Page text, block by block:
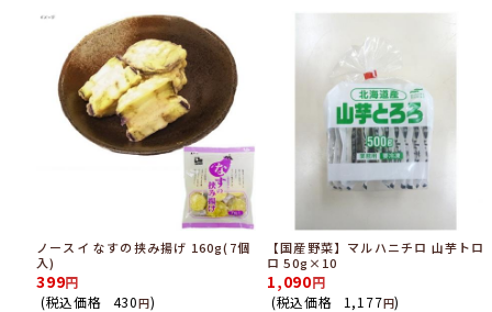
ノースイ なすの挟み揚げ 160g(7個
入)
399
(税込価格 430円)
【国産野菜】マルハニチロ 山芋トロ
ロ 50g×10
1,090
(税込価格 1,177円)